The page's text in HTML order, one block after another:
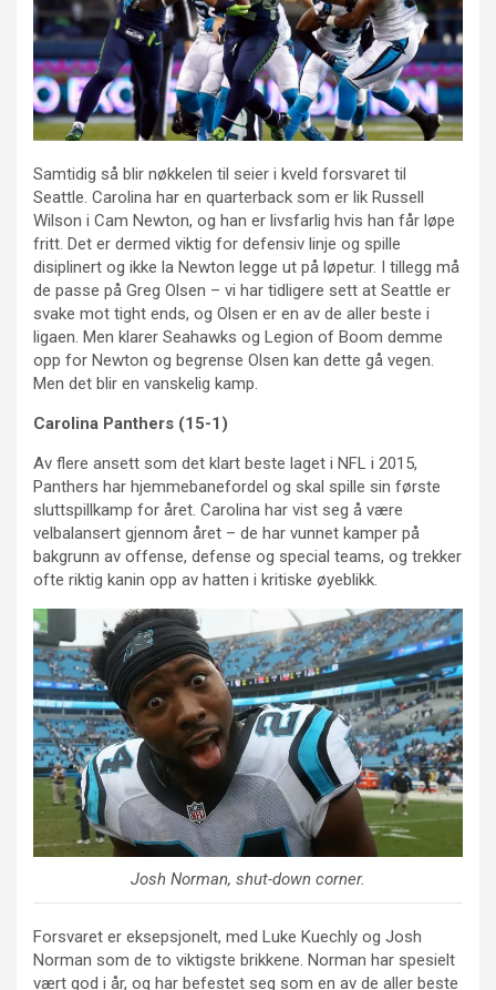
Samtidig så blir nøkkelen til seier i kveld forsvaret til
Seattle. Carolina har en quarterback som er lik Russell
Wilson i Cam Newton, og han er livsfarlig hvis han får løpe
fritt. Det er dermed viktig for defensiv linje og spille
disiplinert og ikke la Newton legge ut på løpetur. I tillegg må
de passe på Greg Olsen – vi har tidligere sett at Seattle er
svake mot tight ends, og Olsen er en av de aller beste i
ligaen. Men klarer Seahawks og Legion of Boom demme
opp for Newton og begrense Olsen kan dette gå vegen.
Men det blir en vanskelig kamp.
Carolina Panthers (15-1)
Av flere ansett som det klart beste laget i NFL i 2015,
Panthers har hjemmebanefordel og skal spille sin første
sluttspillkamp for året. Carolina har vist seg å være
velbalansert gjennom året – de har vunnet kamper på
bakgrunn av offense, defense og special teams, og trekker
ofte riktig kanin opp av hatten i kritiske øyeblikk.
Josh Norman, shut-down corner.
Forsvaret er eksepsjonelt, med Luke Kuechly og Josh
Norman som de to viktigste brikkene. Norman har spesielt
vært god i år, og har befestet seg som en av de aller beste